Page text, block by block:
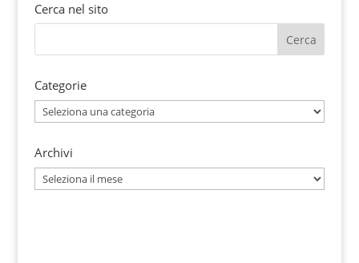
Cerca nel sito
Categorie
Categorie
Archivi
Archivi